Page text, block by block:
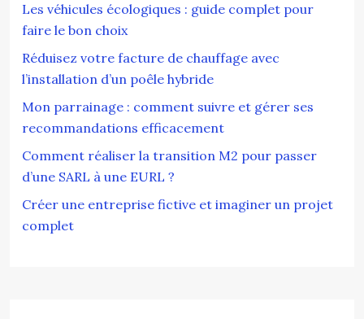
Les véhicules écologiques : guide complet pour
faire le bon choix
Réduisez votre facture de chauffage avec
l’installation d’un poêle hybride
Mon parrainage : comment suivre et gérer ses
recommandations efficacement
Comment réaliser la transition M2 pour passer
d’une SARL à une EURL ?
Créer une entreprise fictive et imaginer un projet
complet